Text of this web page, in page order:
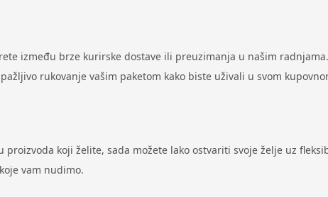
između brze kurirske dostave ili preuzimanja u našim
rukovanje vašim paketom kako biste uživali u svom
koji želite, sada možete lako ostvariti svoje želje uz
vam nudimo.